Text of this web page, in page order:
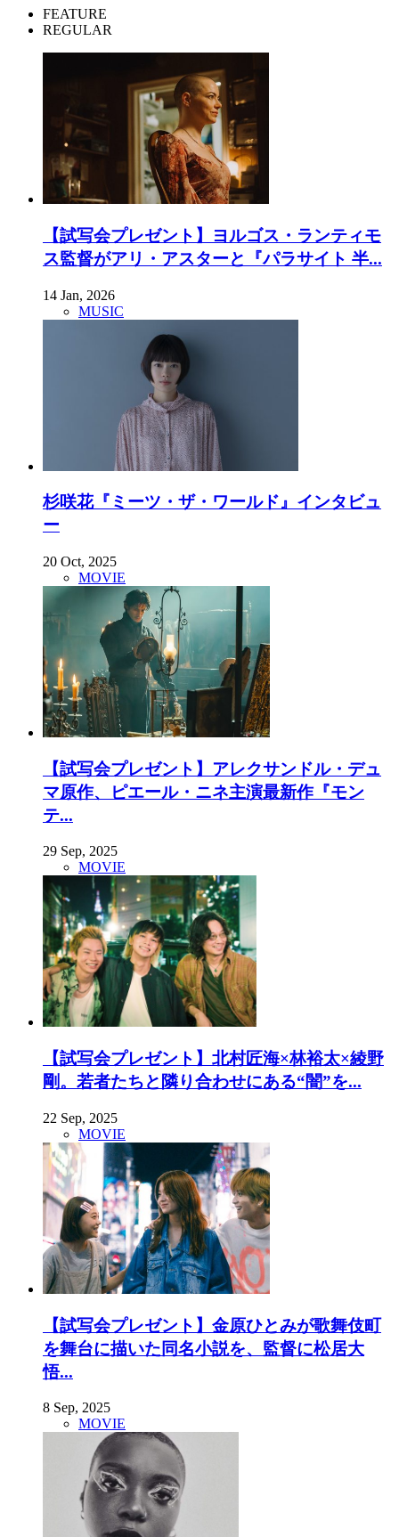
FEATURE
REGULAR
【試写会プレゼント】ヨルゴス・ランティモ
ス監督がアリ・アスターと『パラサイト 半...
14 Jan, 2026
MUSIC
杉咲花『ミーツ・ザ・ワールド』インタビュ
ー
20 Oct, 2025
MOVIE
【試写会プレゼント】アレクサンドル・デュ
マ原作、ピエール・ニネ主演最新作『モン
テ...
29 Sep, 2025
MOVIE
【試写会プレゼント】北村匠海×林裕太×綾野
剛。若者たちと隣り合わせにある“闇”を...
22 Sep, 2025
MOVIE
【試写会プレゼント】金原ひとみが歌舞伎町
を舞台に描いた同名小説を、監督に松居大
悟...
8 Sep, 2025
MOVIE